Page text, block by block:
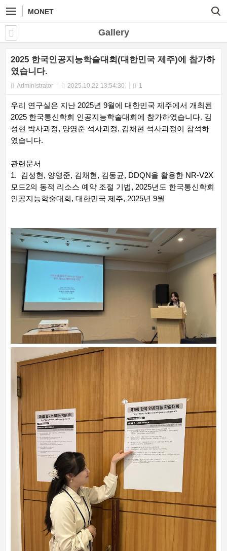
MONET
Gallery
2025 한국인공지능학술대회(대한민국 제주)에 참가하
였습니다.
Administrator 2025.10.22 13:54:30 1
우리 연구실은 지난 2025년 9월에 대한민국 제주에서 개최된
2025 한국통신학회 인공지능학술대회에 참가하였습니다. 김
성현 박사과정, 양영준 석사과정, 김채현 석사과정이 참석하
였습니다.
관련문서
1. 김성현, 양영준, 김채현, 김동균, DDQN을 활용한 NR-V2X
모드2의 동적 리소스 예약 조절 기법, 2025년도 한국통신학회
인공지능학술대회, 대한민국 제주, 2025년 9월